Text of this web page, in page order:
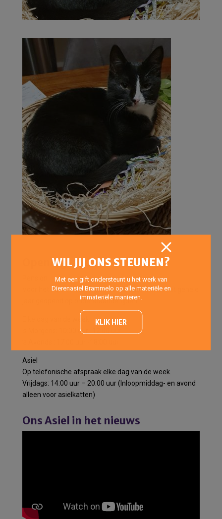
Openingstijden
Voor het halen en brengen van pensiondieren het gehele
jaar geopend op onderstaande tijden:
’s Morgens: 10:00 uur -12:00 uur
Asiel
Op telefonische afspraak elke dag van de week.
Vrijdags: 14:00 uur – 20:00 uur (Inloopmiddag- en avond
alleen voor asielkatten)
Ons Asiel in het nieuws
WIL JIJ ONS STEUNEN?
Met een gift ondersteunt u het werk van
Dierenasiel Brammelo op alle materiële en
immateriële manieren.
KLIK HIER